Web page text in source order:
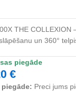
THE
un 360°
piegāde
€
piegāde: Preci jums